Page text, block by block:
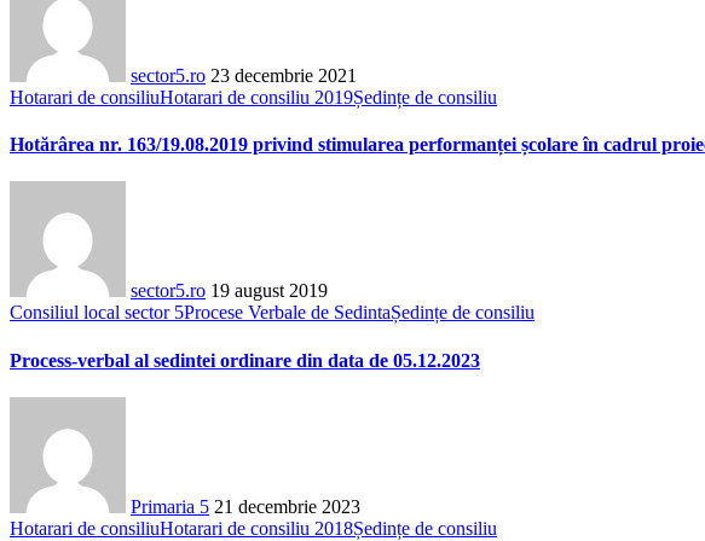
sector5.ro 23 decembrie 2021
Hotarari de consiliuHotarari de consiliu 2019Ședințe de consiliu
Hotărârea nr. 163/19.08.2019 privind stimularea performanței școlare în cadrul
sector5.ro 19 august 2019
Consiliul local sector 5Procese Verbale de SedintaȘedințe de consiliu
Process-verbal al sedintei ordinare din data de 05.12.2023
Primaria 5 21 decembrie 2023
Hotarari de consiliuHotarari de consiliu 2018Ședințe de consiliu